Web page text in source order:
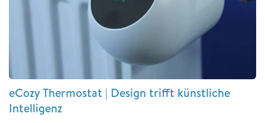
eCozy Thermostat | Design trifft künstliche
Intelligenz